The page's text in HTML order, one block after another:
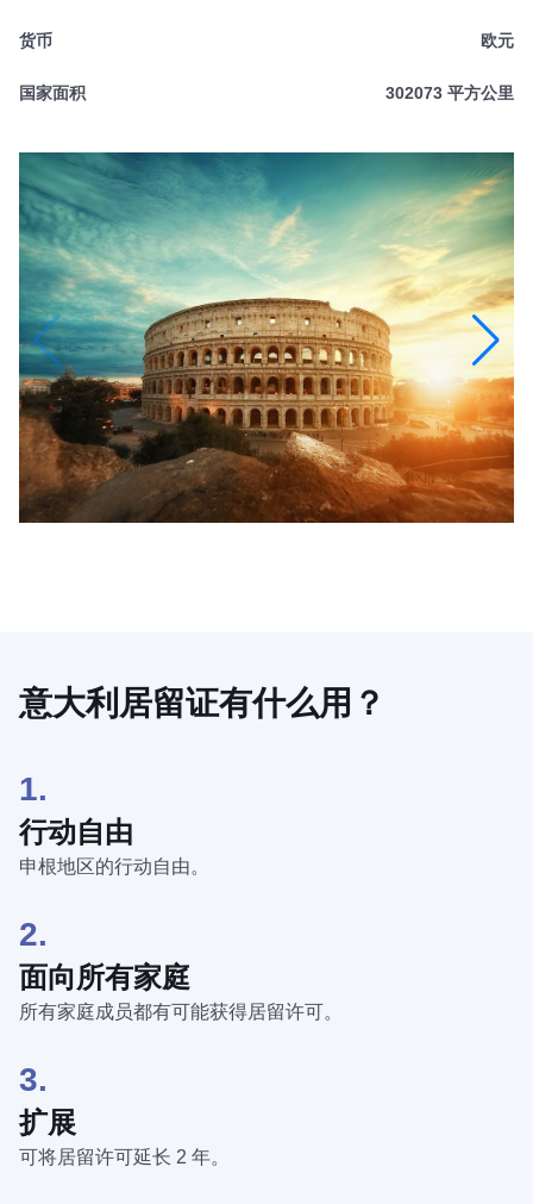
货币 欧元
国家面积 302073 平方公里
意大利居留证有什么用？
1.
行动自由
申根地区的行动自由。
2.
面向所有家庭
所有家庭成员都有可能获得居留许可。
3.
扩展
可将居留许可延长 2 年。